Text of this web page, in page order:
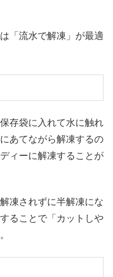
「流水で解凍」が最適
存袋に入れて水に触れ
あてながら解凍するの
ィーに解凍することが
凍されずに半解凍にな
ることで「カットしや